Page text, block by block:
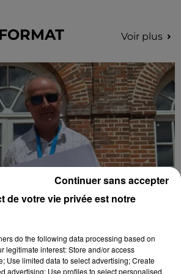
Voir plus
: Philippe Palmieri dévoile
de la première édition de
du 18 au 20 septembre 2026 au
de votre vie privée est notre
do the following data processing based on
legitimate interest: Store and/or access
Use limited data to select advertising; Create
advertising; Use profiles to select personalised
Continuer sans accepter